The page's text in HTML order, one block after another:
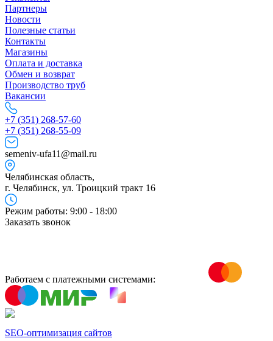
Партнеры
Новости
Полезные статьи
Контакты
Магазины
Оплата и доставка
Обмен и возврат
Производство труб
Вакансии
+7 (351) 268-57-60
+7 (351) 268-55-09
semeniv-ufa11@mail.ru
Челябинская область,
г. Челябинск, ул. Троицкий тракт 16
Режим работы: 9:00 - 18:00
Заказать звонок
Работаем с платежными системами:
SEO-оптимизация сайтов